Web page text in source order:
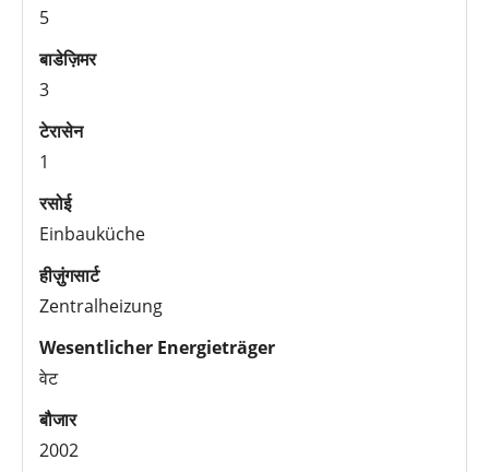
5
बाडेज़िमर
3
टेरासेन
1
रसोई
Einbauküche
हीज़ुंगसार्ट
Zentralheizung
Wesentlicher Energieträger
वेट
बौजार
2002